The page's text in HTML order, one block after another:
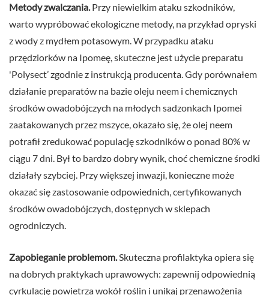
Metody zwalczania.Przy niewielkim ataku szkodników,
warto wypróbować ekologiczne metody, na przykład opryski
z wody z mydłem potasowym. W przypadku ataku
przędziorków na Ipomeę, skuteczne jest użycie preparatu
'Polysect’ zgodnie z instrukcją producenta. Gdy porównałem
działanie preparatów na bazie oleju neem i chemicznych
środków owadobójczych na młodych sadzonkach Ipomei
zaatakowanych przez mszyce, okazało się, że olej neem
potrafił zredukować populację szkodników o ponad 80% w
ciągu 7 dni. Był to bardzo dobry wynik, choć chemiczne środki
działały szybciej. Przy większej inwazji, konieczne może
okazać się zastosowanie odpowiednich, certyfikowanych
środków owadobójczych, dostępnych w sklepach
ogrodniczych.
Zapobieganie problemom.Skuteczna profilaktyka opiera się
na dobrych praktykach uprawowych: zapewnij odpowiednią
cyrkulację powietrza wokół roślin i unikaj przenawożenia